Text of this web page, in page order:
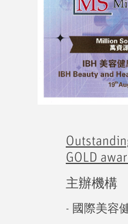
GOLD
主辦機構
- 國際美容